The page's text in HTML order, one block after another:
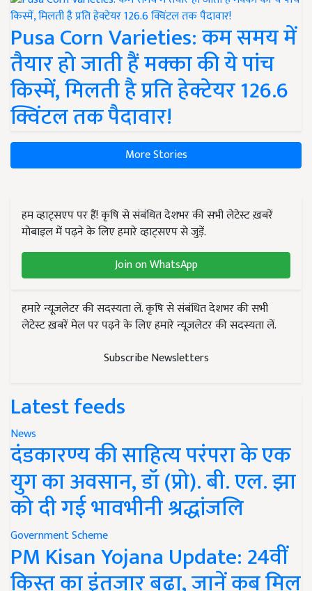
Pusa Corn Varieties: कम समय में
तैयार हो जाती हैं मक्का की ये पांच
किस्में, मिलती है प्रति हेक्टेयर 126.6
क्विंटल तक पैदावार!
More Stories
हम व्हाट्सएप पर हैं! कृषि से संबंधित देशभर की सभी लेटेस्ट ख़बरें
मोबाइल में पढ़ने के लिए हमारे व्हाट्सएप से जुड़ें.
Join on WhatsApp
हमारे न्यूज़लेटर की सदस्यता लें. कृषि से संबंधित देशभर की सभी
लेटेस्ट ख़बरें मेल पर पढ़ने के लिए हमारे न्यूज़लेटर की सदस्यता लें.
Subscribe Newsletters
Latest feeds
News
दंडकारण्य की साहित्य परंपरा के एक
युग का अवसान, डॉ (प्रो). बी. एल. झा
को दी गई भावभीनी श्रद्धांजलि
Government Scheme
PM Kisan Yojana Update: 24वीं
किस्त का इंतजार बढ़ा, जानें कब मिल